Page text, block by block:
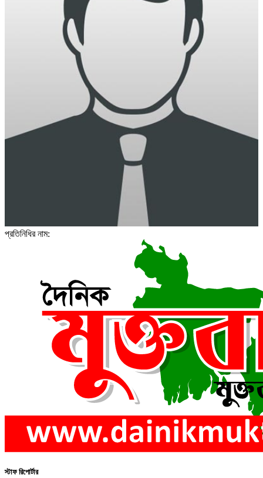
প্রতিনিধির নাম:
স্টাফ রিপোর্টার